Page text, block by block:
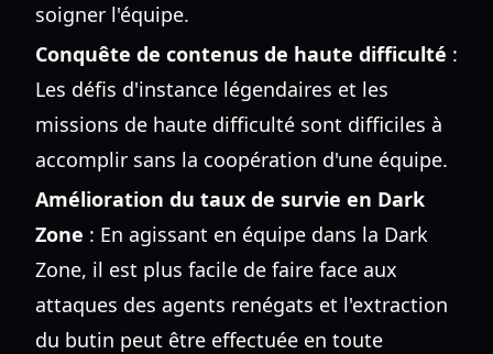
soigner l'équipe.
Conquête de contenus de haute difficulté :
Les défis d'instance légendaires et les
missions de haute difficulté sont difficiles à
accomplir sans la coopération d'une équipe.
Amélioration du taux de survie en Dark
Zone : En agissant en équipe dans la Dark
Zone, il est plus facile de faire face aux
attaques des agents renégats et l'extraction
du butin peut être effectuée en toute